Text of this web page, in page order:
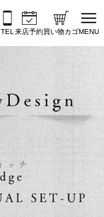
TEL 来店予約買い物カゴMENU